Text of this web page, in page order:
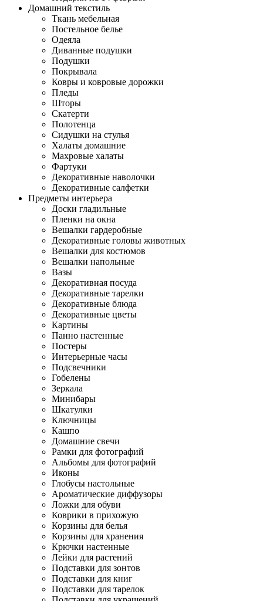
Домашний текстиль
Ткань мебельная
Постельное белье
Одеяла
Диванные подушки
Подушки
Покрывала
Ковры и ковровые дорожки
Пледы
Шторы
Скатерти
Полотенца
Сидушки на стулья
Халаты домашние
Махровые халаты
Фартуки
Декоративные наволочки
Декоративные салфетки
Предметы интерьера
Доски гладильные
Пленки на окна
Вешалки гардеробные
Декоративные головы животных
Вешалки для костюмов
Вешалки напольные
Вазы
Декоративная посуда
Декоративные тарелки
Декоративные блюда
Декоративные цветы
Картины
Панно настенные
Постеры
Интерьерные часы
Подсвечники
Гобелены
Зеркала
Минибары
Шкатулки
Ключницы
Кашпо
Домашние свечи
Рамки для фотографий
Альбомы для фотографий
Иконы
Глобусы настольные
Ароматические диффузоры
Ложки для обуви
Коврики в прихожую
Корзины для белья
Корзины для хранения
Крючки настенные
Лейки для растений
Подставки для зонтов
Подставки для книг
Подставки для тарелок